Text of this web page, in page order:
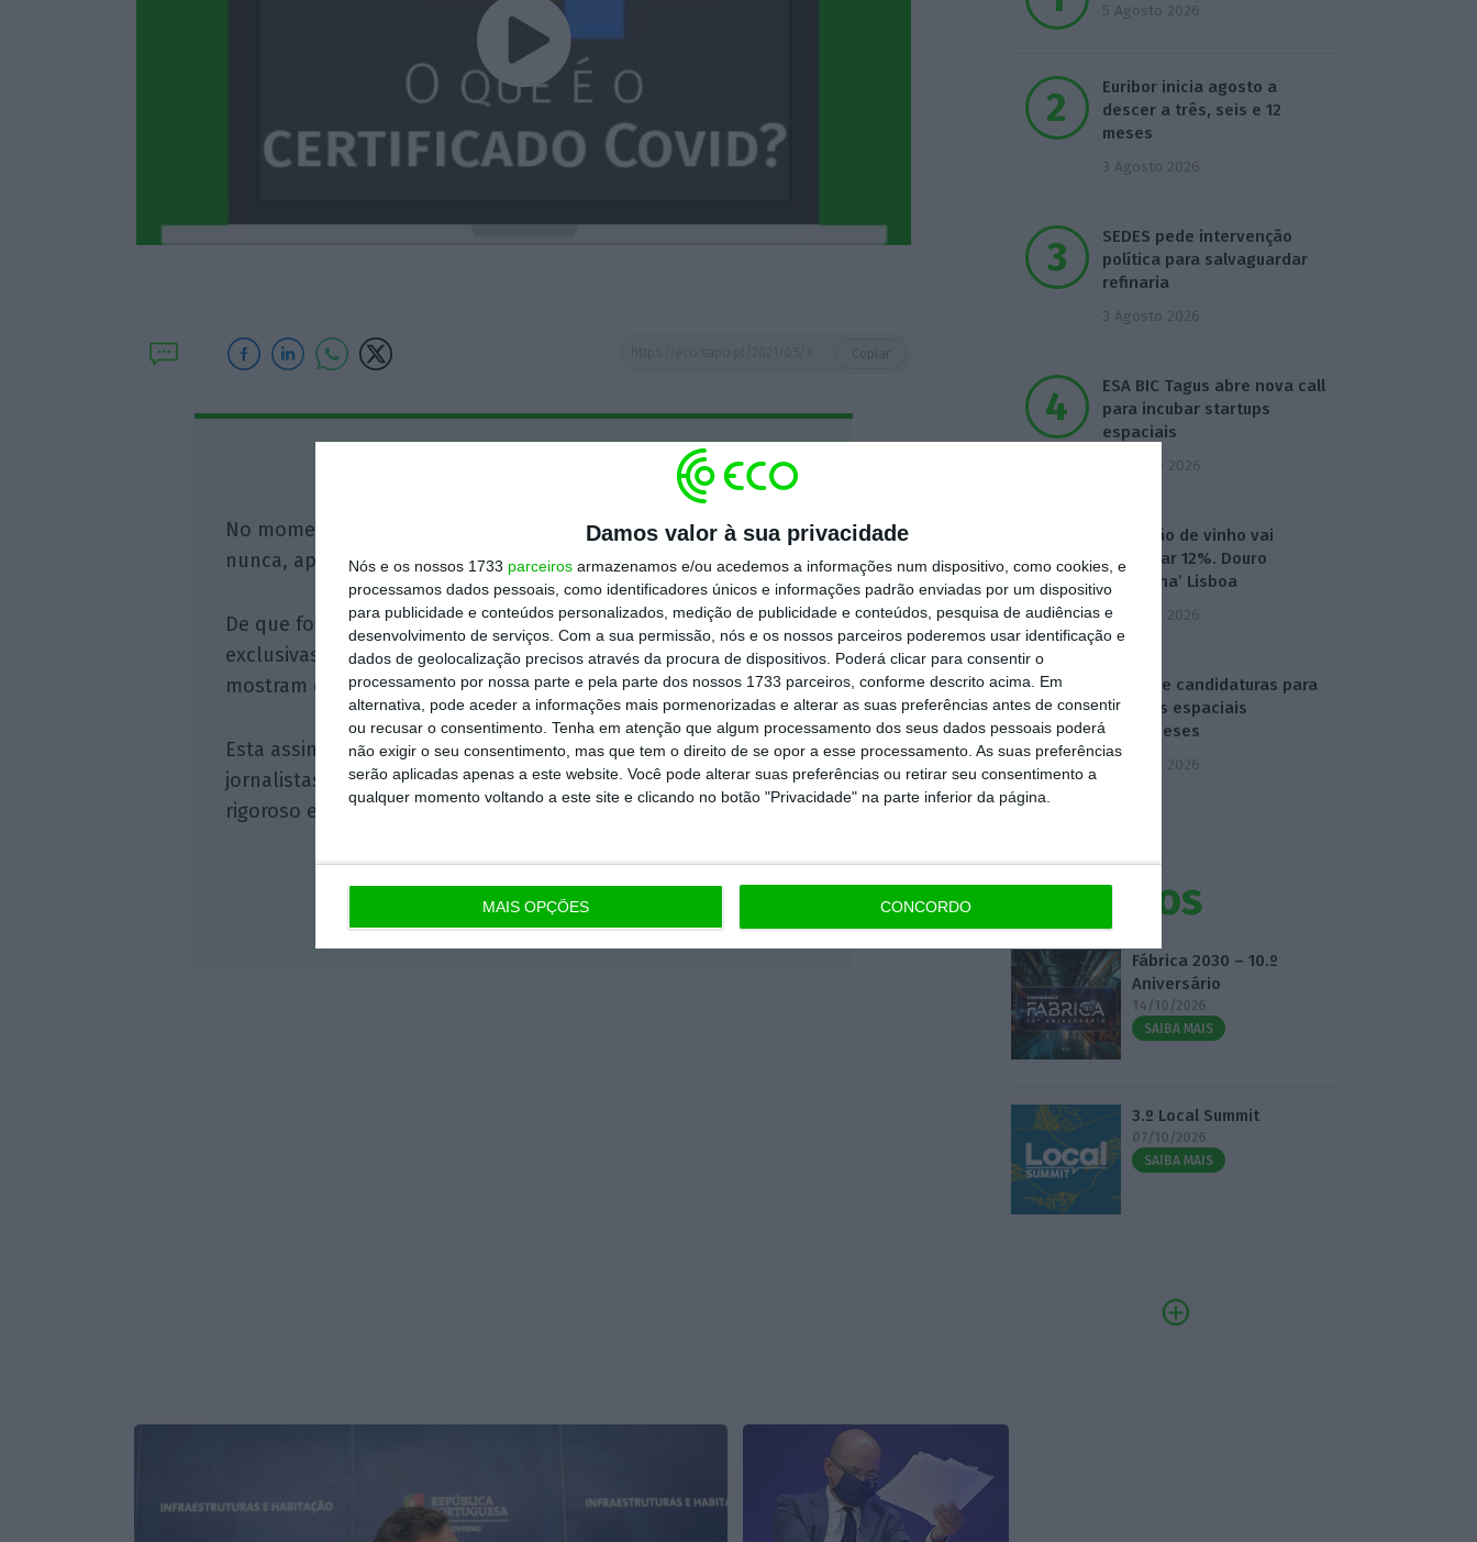
Damos valor à sua privacidade
Nós e os nossos 1733 parceiros armazenamos e/ou acedemos a informações num dispositivo, como cookies, e
processamos dados pessoais, como identificadores únicos e informações padrão enviadas por um dispositivo
para publicidade e conteúdos personalizados, medição de publicidade e conteúdos, pesquisa de audiências e
desenvolvimento de serviços. Com a sua permissão, nós e os nossos parceiros poderemos usar identificação e
dados de geolocalização precisos através da procura de dispositivos. Poderá clicar para consentir o
processamento por nossa parte e pela parte dos nossos 1733 parceiros, conforme descrito acima. Em
alternativa, pode aceder a informações mais pormenorizadas e alterar as suas preferências antes de consentir
ou recusar o consentimento. Tenha em atenção que algum processamento dos seus dados pessoais poderá
não exigir o seu consentimento, mas que tem o direito de se opor a esse processamento. As suas preferências
serão aplicadas apenas a este website. Você pode alterar suas preferências ou retirar seu consentimento a
qualquer momento voltando a este site e clicando no botão "Privacidade" na parte inferior da página.
MAIS OPÇÕES CONCORDO
Assine o ECO Premium
No momento em que a informação é mais importante do que
nunca, apoie o jornalismo independente e rigoroso.
De que forma? Assine o ECO Premium e tenha acesso a notícias
exclusivas, à opinião que conta, às reportagens e especiais que
mostram o outro lado da história.
Esta assinatura é uma forma de apoiar o ECO e os seus
jornalistas. A nossa contrapartida é o jornalismo independente,
rigoroso e credível.
Veja todos os planos
5 Agosto 2026
Euribor inicia agosto a
descer a três, seis e 12
meses
3 Agosto 2026
SEDES pede intervenção
política para salvaguardar
refinaria
3 Agosto 2026
ESA BIC Tagus abre nova call
para incubar startups
espaciais
4 Agosto 2026
Produção de vinho vai
aumentar 12%. Douro
‘destrona’ Lisboa
5 Agosto 2026
ESA abre candidaturas para
projetos espaciais
portugueses
5 Agosto 2026
Eventos
Fábrica 2030 – 10.º
Aniversário
14/10/2026
SAIBA MAIS
3.º Local Summit
07/10/2026
SAIBA MAIS